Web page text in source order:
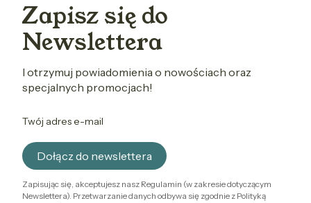
Zapisz się do
Newslettera
I otrzymuj powiadomienia o nowościach oraz
specjalnych promocjach!
Twój adres e-mail
Dołącz do newslettera
Zapisując się, akceptujesz nasz Regulamin (w zakresie dotyczącym
Newslettera). Przetwarzanie danych odbywa się zgodnie z Polityką